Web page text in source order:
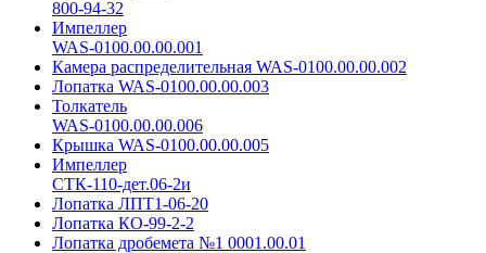
800-94-32
Импеллер
WAS-0100.00.00.001
Камера распределительная WAS-0100.00.00.002
Лопатка WAS-0100.00.00.003
Толкатель
WAS-0100.00.00.006
Крышка WAS-0100.00.00.005
Импеллер
СТК-110-дет.06-2и
Лопатка ЛПТ1-06-20
Лопатка КО-99-2-2
Лопатка дробемета №1 0001.00.01